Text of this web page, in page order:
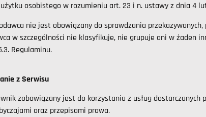
osobistego w rozumieniu art. 23 i n. ustawy z dnia 4
nie jest obowiązany do sprawdzania
w szczególności nie klasyfikuje, nie grupuje ani w
Regulaminu.
z Serwisu
zobowiązany jest do korzystania z usług
oraz przepisami prawa.